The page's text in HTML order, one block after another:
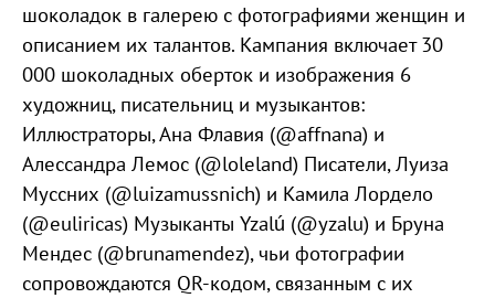
шоколадок в галерею с фотографиями женщин и
описанием их талантов. Кампания включает 30
000 шоколадных оберток и изображения 6
художниц, писательниц и музыкантов:
Иллюстраторы, Ана Флавия (@affnana) и
Алессандра Лемос (@loleland) Писатели, Луиза
Муссних (@luizamussnich) и Камила Лордело
(@euliricas) Музыканты Yzalú (@yzalu) и Бруна
Мендес (@brunamendez), чьи фотографии
сопровождаются QR-кодом, связанным с их